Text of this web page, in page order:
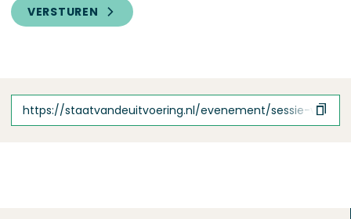
VERSTUREN
https://staatvandeuitvoering.nl/evenement/sessie-